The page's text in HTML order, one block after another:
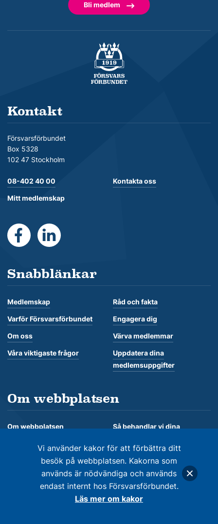
Vi använder kakor för att förbättra ditt
besök på webbplatsen. Kakorna som
används är nödvändiga och används
endast internt hos Försvarsförbundet.
Läs mer om kakor
Bli medlem
Försvarsförbundet
Kontakt
Försvarsförbundet
Box 5328
102 47 Stockholm
08-402 40 00
Mitt medlemskap
Kontakta oss
https://www.facebook.com/Forsvarsforbundet
https://se.linkedin.com/company/
Snabblänkar
Medlemskap
Varför Försvarsförbundet
Om oss
Våra viktigaste frågor
Råd och fakta
Engagera dig
Värva medlemmar
Uppdatera dina
medlemsuppgifter
Om webbplatsen
Om webbplatsen
Om kakor
Så behandlar vi dina
© Försvarsförbundet 2026. Alla rättigheter förbehålles